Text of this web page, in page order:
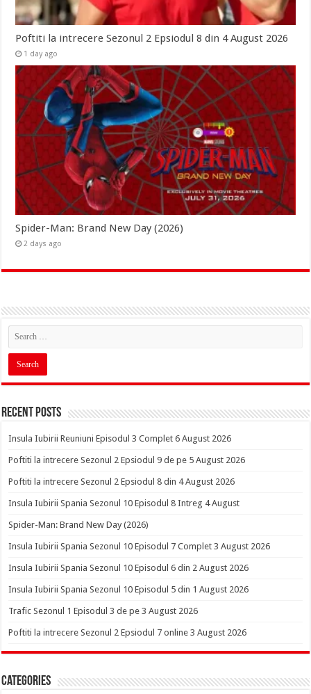
Poftiti la intrecere Sezonul 2 Epsiodul 8 din 4 August 2026
1 day ago
Spider-Man: Brand New Day (2026)
2 days ago
Recent Posts
Insula Iubirii Reuniuni Episodul 3 Complet 6 August 2026
Poftiti la intrecere Sezonul 2 Epsiodul 9 de pe 5 August 2026
Poftiti la intrecere Sezonul 2 Epsiodul 8 din 4 August 2026
Insula Iubirii Spania Sezonul 10 Episodul 8 Intreg 4 August
Spider-Man: Brand New Day (2026)
Insula Iubirii Spania Sezonul 10 Episodul 7 Complet 3 August 2026
Insula Iubirii Spania Sezonul 10 Episodul 6 din 2 August 2026
Insula Iubirii Spania Sezonul 10 Episodul 5 din 1 August 2026
Trafic Sezonul 1 Episodul 3 de pe 3 August 2026
Poftiti la intrecere Sezonul 2 Epsiodul 7 online 3 August 2026
Categories